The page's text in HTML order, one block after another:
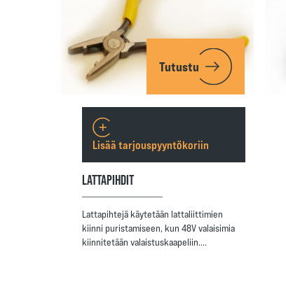
Tutustu
LATTAPIHDIT
Lattapihtejä käytetään lattaliittimien
kiinni puristamiseen, kun 48V valaisimia
kiinnitetään valaistuskaapeliin.…
Lisää tarjouspyyntökoriin